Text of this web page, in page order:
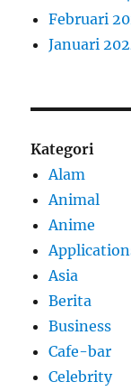
Februari
Januari
Kategori
Alam
Animal
Anime
Asia
Berita
Business
Cafe-bar
Celebrity